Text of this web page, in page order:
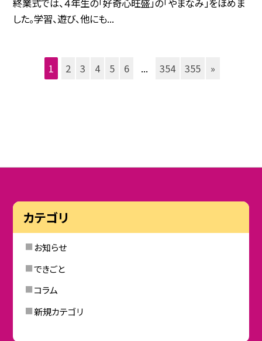
した。学習、遊び、他にも...
1 2 3 4 5 6 ... 354 355 »
カテゴリ
お知らせ
できごと
コラム
新規カテゴリ